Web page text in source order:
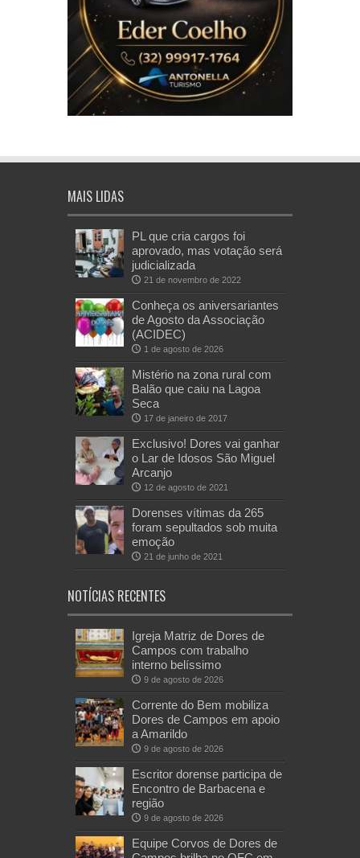
MAIS LIDAS
PL que cria cargos foi
aprovado, mas votação será
judicializada
21 de novembro de 2022
Conheça os aniversariantes
de Agosto da Associação
(ACIDEC)
1 de agosto de 2026
Mistério na zona rural com
Balão que caiu na Lagoa
Seca
17 de janeiro de 2017
Exclusivo! Dores vai ganhar
o Lar de Idosos São Miguel
Arcanjo
12 de agosto de 2021
Dorenses vítimas da 265
foram sepultados sob muita
emoção
21 de junho de 2021
NOTÍCIAS RECENTES
Igreja Matriz de Dores de
Campos com trabalho
interno belíssimo
9 de agosto de 2026
Corrente do Bem mobiliza
Dores de Campos em apoio
a Amarildo
9 de agosto de 2026
Escritor dorense participa de
Encontro de Barbacena e
região
9 de agosto de 2026
Equipe Corvos de Dores de